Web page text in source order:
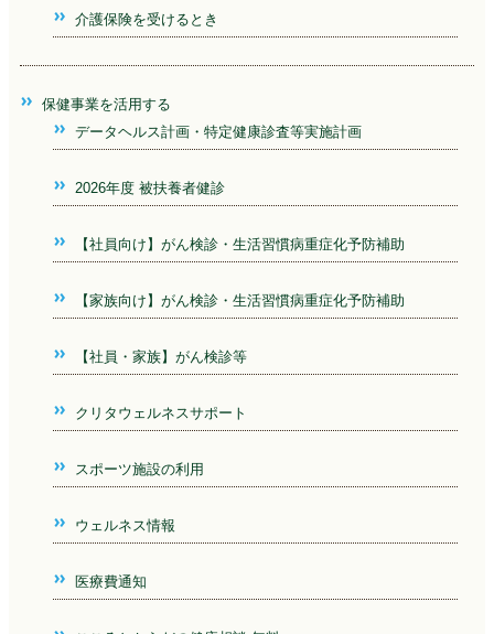
介護保険を受けるとき
保健事業を活用する
データヘルス計画・特定健康診査等実施計画
2026年度 被扶養者健診
【社員向け】がん検診・生活習慣病重症化予防補助
【家族向け】がん検診・生活習慣病重症化予防補助
【社員・家族】がん検診等
クリタウェルネスサポート
スポーツ施設の利用
ウェルネス情報
医療費通知